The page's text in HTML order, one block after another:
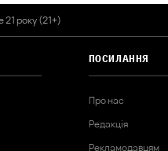
21 року (21+)
ПОСИЛАННЯ
Про нас
Редакція
Рекламодавцям